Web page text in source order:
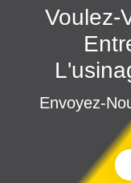
Voulez-
Envoyez-